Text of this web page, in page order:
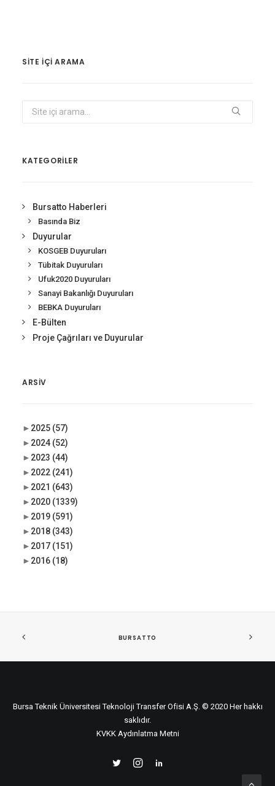
SITE IÇI ARAMA
KATEGORİLER
Bursatto Haberleri
Basında Biz
Duyurular
KOSGEB Duyuruları
Tübitak Duyuruları
Ufuk2020 Duyuruları
Sanayi Bakanlığı Duyuruları
BEBKA Duyuruları
E-Bülten
Proje Çağrıları ve Duyurular
ARSIV
► 2025 (57)
► 2024 (52)
► 2023 (44)
► 2022 (241)
► 2021 (643)
► 2020 (1339)
► 2019 (591)
► 2018 (343)
► 2017 (151)
► 2016 (18)
BURSATTO
Bursa Teknik Üniversitesi Teknoloji Transfer Ofisi A.Ş. © 2020 Her hakkı
saklıdır.
KVKK Aydınlatma Metni